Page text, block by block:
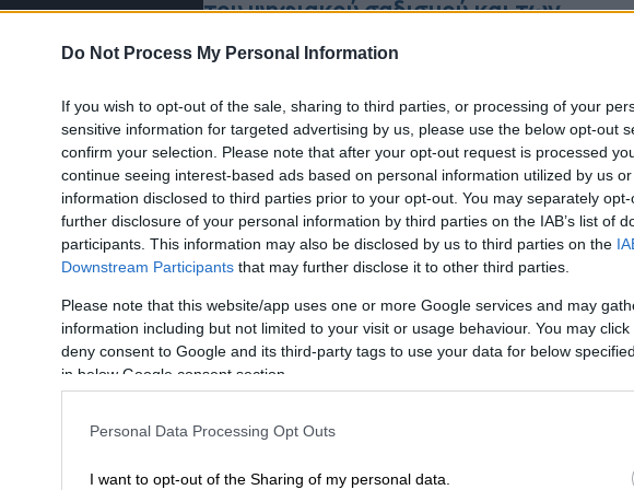
Do Not Process My Personal Information
If you wish to opt-out of the sale, sharing to third parties, or processing of your
sensitive information for targeted advertising by us, please use the below opt-out
confirm your selection. Please note that after your opt-out request is processed
continue seeing interest-based ads based on personal information utilized by us
information disclosed to third parties prior to your opt-out. You may separately
further disclosure of your personal information by third parties on the IAB’s list of
participants. This information may also be disclosed by us to third parties on the
Downstream Participants that may further disclose it to other third parties.
Please note that this website/app uses one or more Google services and may
information including but not limited to your visit or usage behaviour. You may
deny consent to Google and its third-party tags to use your data for below
in below Google consent section.
Personal Data Processing Opt Outs
I want to opt-out of the Sharing of my personal data.
του ψηφιακού σαδισμού και των
εκβιασμών στην Ελλάδα
δράση της εξτρεμιστικής οργάνωσης
που στοχεύει ανήλικα κορίτσια - Πώς
οι Αρχές έφτασαν στις συλλήψεις
17χρονων σε Κρήτη και Θεσσαλονίκη
Τεχνολογία|19.06.2026 21:51
Ο τρομακτικός κόσμος που σου
κρύβει ο αλγόριθμος του TikTok -
Τι είναι τα σκοτεινά Farlands
«Τα Farlands του TikTok είναι το
τέλος του διαδικτύου, εκεί όπου τα
πράγματα γίνονται παράξενα. Έχετε
εγκαταλείψει το mainstream και